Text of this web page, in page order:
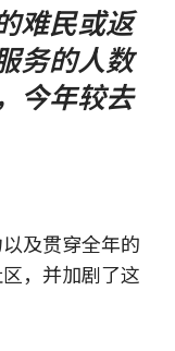
难民或返
务的人数
今年较去
及贯穿全年的
，并加剧了这